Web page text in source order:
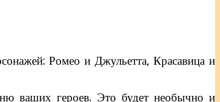
Ромео и Джульетта, Красавица и
ваших героев. Это будет необычно и